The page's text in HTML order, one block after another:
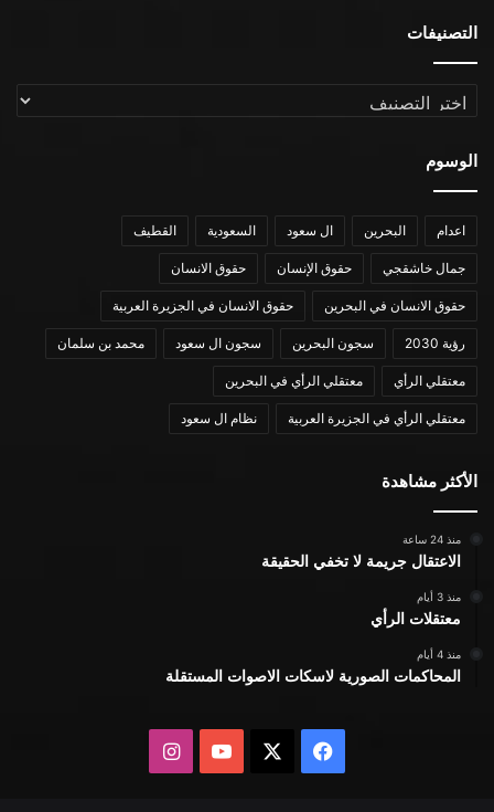
التصنيفات
التصنيفات
الوسوم
اعدام البحرين ال سعود السعودية القطيف
جمال خاشقجي حقوق الإنسان حقوق الانسان
حقوق الانسان في البحرين حقوق الانسان في الجزيرة العربية
رؤية 2030 سجون البحرين سجون ال سعود محمد بن سلمان
معتقلي الرأي معتقلي الرأي في البحرين
معتقلي الرأي في الجزيرة العربية نظام ال سعود
الأكثر مشاهدة
منذ 24 ساعة
الاعتقال جريمة لا تخفي الحقيقة
منذ 3 أيام
معتقلات الرأي
منذ 4 أيام
المحاكمات الصورية لاسكات الاصوات المستقلة
فيسبوك يوتيوبانستقرام